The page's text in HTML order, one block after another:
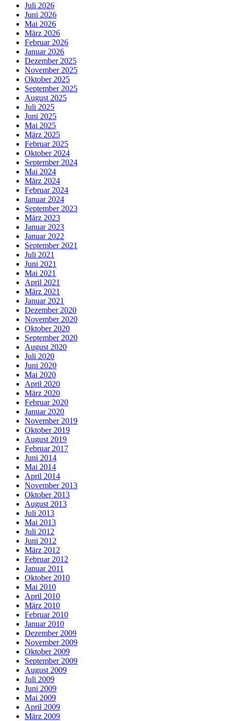
Juli 2026
Juni 2026
Mai 2026
März 2026
Februar 2026
Januar 2026
Dezember 2025
November 2025
Oktober 2025
September 2025
August 2025
Juli 2025
Juni 2025
Mai 2025
März 2025
Februar 2025
Oktober 2024
September 2024
Mai 2024
März 2024
Februar 2024
Januar 2024
September 2023
März 2023
Januar 2023
Januar 2022
September 2021
Juli 2021
Juni 2021
Mai 2021
April 2021
März 2021
Januar 2021
Dezember 2020
November 2020
Oktober 2020
September 2020
August 2020
Juli 2020
Juni 2020
Mai 2020
April 2020
März 2020
Februar 2020
Januar 2020
November 2019
Oktober 2019
August 2019
Februar 2017
Juni 2014
Mai 2014
April 2014
November 2013
Oktober 2013
August 2013
Juli 2013
Mai 2013
Juli 2012
Juni 2012
März 2012
Februar 2012
Januar 2011
Oktober 2010
Mai 2010
April 2010
März 2010
Februar 2010
Januar 2010
Dezember 2009
November 2009
Oktober 2009
September 2009
August 2009
Juli 2009
Juni 2009
Mai 2009
April 2009
März 2009